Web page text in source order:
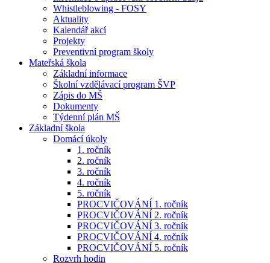
Whistleblowing - FOSY
Aktuality
Kalendář akcí
Projekty
Preventivní program školy
Mateřská škola
Základní informace
Školní vzdělávací program ŠVP
Zápis do MŠ
Dokumenty
Týdenní plán MŠ
Základní škola
Domácí úkoly
1. ročník
2. ročník
3. ročník
4. ročník
5. ročník
PROCVIČOVÁNÍ 1. ročník
PROCVIČOVÁNÍ 2. ročník
PROCVIČOVÁNÍ 3. ročník
PROCVIČOVÁNÍ 4. ročník
PROCVIČOVÁNÍ 5. ročník
Rozvrh hodin